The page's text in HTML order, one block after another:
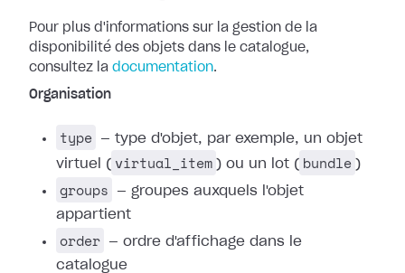
Pour plus d'informations sur la gestion de la
disponibilité des objets dans le catalogue,
consultez la documentation.
Organisation
type
— type d'objet, par exemple, un objet
virtuel ( virtual_item ) ou un lot ( bundle )
groups
— groupes auxquels l'objet
appartient
order
— ordre d'affichage dans le
catalogue